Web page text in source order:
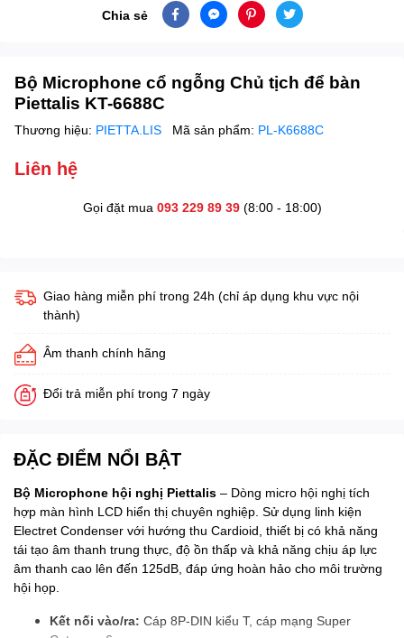
Chia sẻ
Bộ Microphone cổ ngỗng Chủ tịch để bàn
Piettalis KT-6688C
Thương hiệu: PIETTA.LIS Mã sản phẩm: PL-K6688C
Liên hệ
Gọi đặt mua 093 229 89 39(8:00 - 18:00)
Giao hàng miễn phí trong 24h (chỉ áp dụng khu vực nội
thành)
Âm thanh chính hãng
Đổi trả miễn phí trong 7 ngày
ĐẶC ĐIỂM NỔI BẬT
Bộ Microphone hội nghị Piettalis – Dòng micro hội nghị tích
hợp màn hình LCD hiển thị chuyên nghiệp. Sử dụng linh kiện
Electret Condenser với hướng thu Cardioid, thiết bị có khả năng
tái tạo âm thanh trung thực, độ ồn thấp và khả năng chịu áp lực
âm thanh cao lên đến 125dB, đáp ứng hoàn hảo cho môi trường
hội họp.
Kết nối vào/ra: Cáp 8P-DIN kiểu T, cáp mạng Super